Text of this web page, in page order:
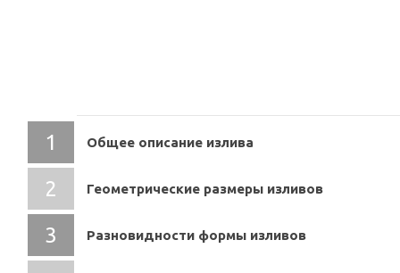
Общее описание излива
Геометрические размеры изливов
Разновидности формы изливов